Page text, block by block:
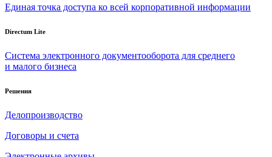
Единая точка доступа ко всей корпоративной информации
Directum Lite
Система электронного документооборота для среднего
и малого бизнеса
Решения
Делопроизводство
Договоры и счета